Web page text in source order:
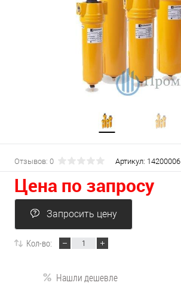
Отзывов: 0 Артикул: 14200006
Цена по запросу
Запросить цену
Кол-во:
Нашли дешевле